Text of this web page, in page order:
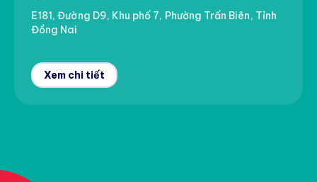
E181, Đường D9, Khu phố 7, Phường Trấn Biên, Tỉnh
Đồng Nai
Xem chi tiết